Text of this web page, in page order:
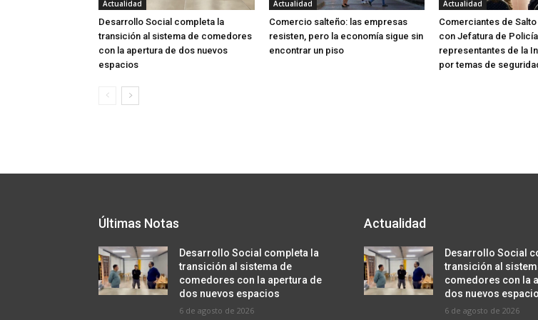
Actualidad
Desarrollo Social completa la
transición al sistema de comedores
con la apertura de dos nuevos
espacios
Actualidad
Comercio salteño: las empresas
resisten, pero la economía sigue sin
encontrar un piso
Actualidad
Comerciantes de
con Jefatura de
representantes de la
por temas de
Últimas Notas
Desarrollo Social completa la
transición al sistema de
comedores con la apertura de
dos nuevos espacios
6 de agosto de 2026
Actualidad
Desarrollo Social
transición al
comedores con la
dos nuevos
6 de agosto de 2026